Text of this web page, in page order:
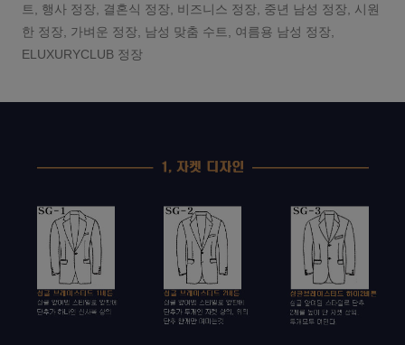
트, 행사 정장, 결혼식 정장, 비즈니스 정장, 중년 남성 정장, 시원
한 정장, 가벼운 정장, 남성 맞춤 수트, 여름용 남성 정장,
ELUXURYCLUB 정장